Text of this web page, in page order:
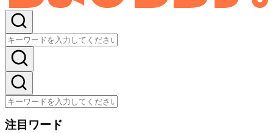
注目ワード